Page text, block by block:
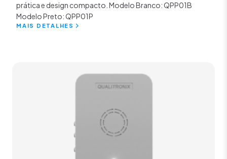
prática e design compacto. Modelo Branco: QPP01B
Modelo Preto: QPP01P
MAIS DETALHES